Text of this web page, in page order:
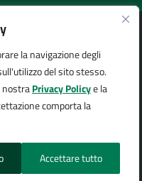
la navigazione degli
del sito stesso.
nostraPrivacy Policye la
comporta la
Accettare tutto